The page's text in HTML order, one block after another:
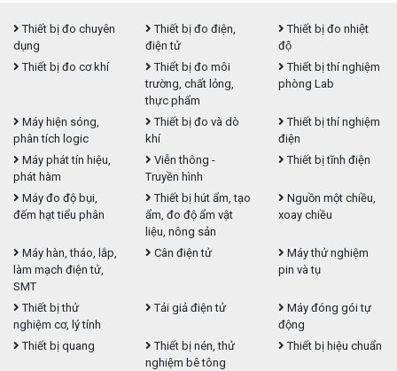
Thiết bị đo chuyên
dụng
Thiết bị đo điện,
điện tử
Thiết bị đo nhiệt
độ
Thiết bị đo cơ khí
Thiết bị đo môi
trường, chất lỏng,
thực phẩm
Thiết bị thí nghiệm
phòng Lab
Máy hiện sóng,
phân tích logic
Thiết bị đo và dò
khí
Thiết bị thí nghiệm
điện
Máy phát tín hiệu,
phát hàm
Viễn thông -
Truyền hình
Thiết bị tĩnh điện
Máy đo độ bụi,
đếm hạt tiểu phân
Thiết bị hút ẩm, tạo
ẩm, đo độ ẩm vật
liệu, nông sản
Nguồn một chiều,
xoay chiều
Máy hàn, tháo, lắp,
làm mạch điện tử,
SMT
Cân điện tử
Máy thử nghiệm
pin và tụ
Thiết bị thử
nghiệm cơ, lý tính
Tải giả điện tử
Máy đóng gói tự
động
Thiết bị quang
Thiết bị nén, thử
nghiệm bê tông
Thiết bị hiệu chuẩn